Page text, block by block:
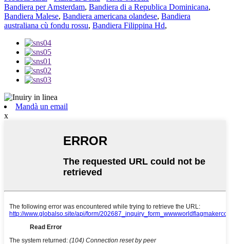
Bandiera per Amsterdam, Bandiera di a Republica Dominicana,
Bandiera Malese, Bandiera americana olandese, Bandiera
australiana cù fondu rossu, Bandiera Filippina Hd,
Mandà un email
x